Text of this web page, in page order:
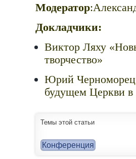
Модератор
Докладчики:
Виктор Ляху
творчество»
Юрий Черноморец
будущем Церкви в
Темы этой статьи
Конференция